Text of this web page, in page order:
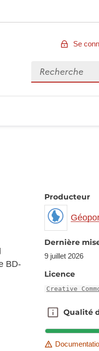
Se
Rechercher des
BD-
Producteur
Dernière
9 juillet 2026
Licence
Creative
Qualité
Qualité